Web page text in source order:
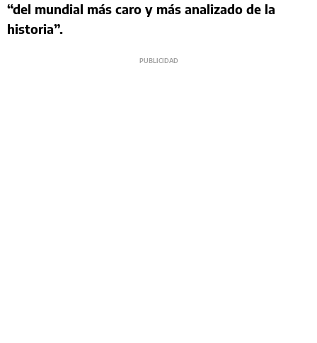
“del mundial más caro y más analizado de la
historia”.